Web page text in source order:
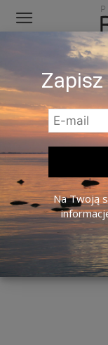
Nublu. Zdj.
/ Flickr / CC
Na Twoją